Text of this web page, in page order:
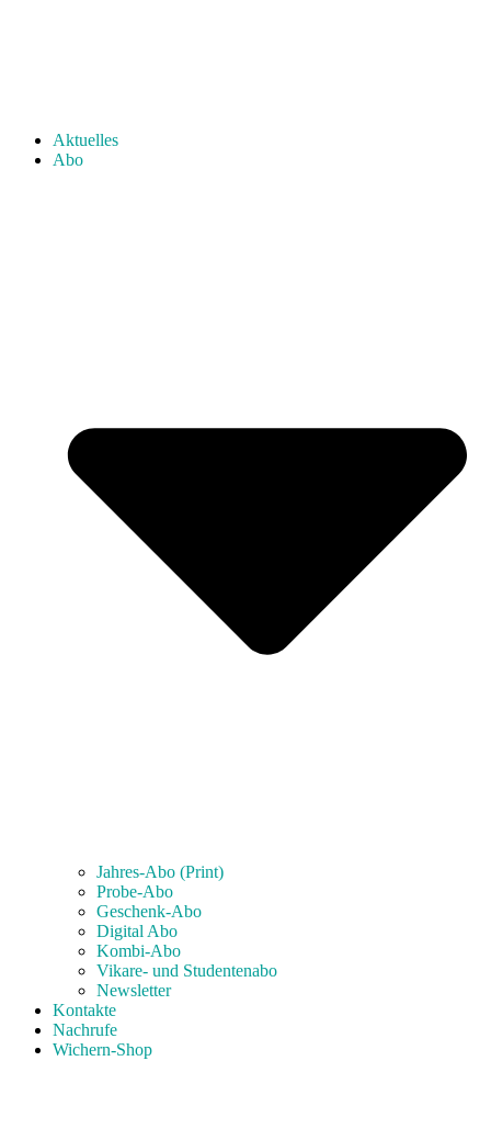
Aktuelles
Abo
Jahres-Abo (Print)
Probe-Abo
Geschenk-Abo
Digital Abo
Kombi-Abo
Vikare- und Studentenabo
Newsletter
Kontakte
Nachrufe
Wichern-Shop